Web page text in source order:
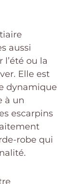
aussi
ou la
Elle est
dynamique
à un
escarpins
robe qui